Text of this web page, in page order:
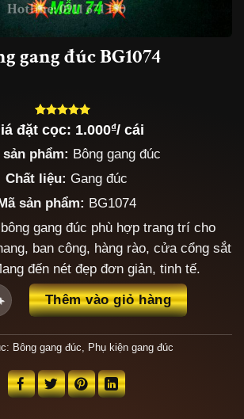
gang đúc BG1074
5.00trên 5
dựa trên
3
đánh giá
đặt cọc: 1.000₫/ cái
phẩm: Bông gang đúc
Chất liệu: Gang đúc
sản phẩm: BG1074
gang đúc phù hợp trang trí cho
ban công, hàng rào, cửa cổng sắt
đến nét đẹp đơn giản, tinh tế.
đúc BG1074 số lượng
Thêm vào giỏ hàng
Bông gang đúc, Phụ kiện gang đúc